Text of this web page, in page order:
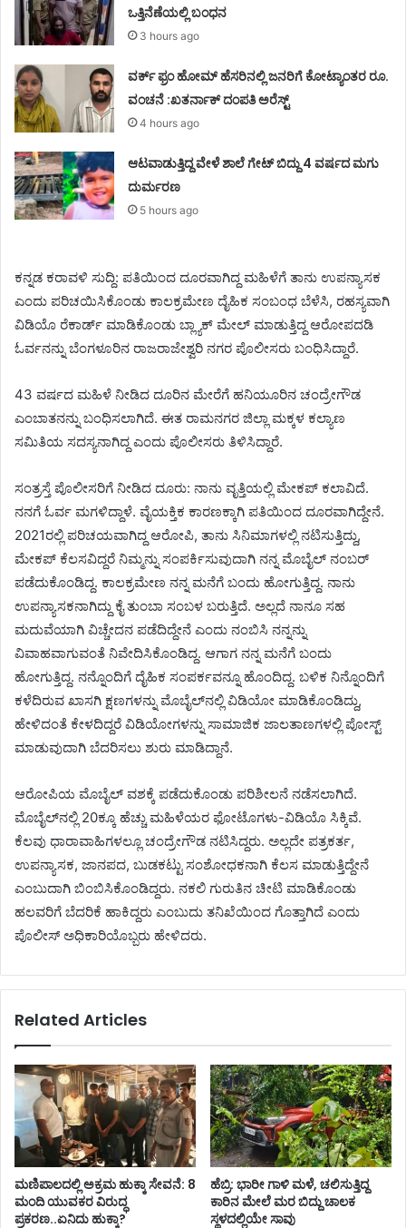
ಒತ್ತಿನೆಣೆಯಲ್ಲಿ ಬಂಧನ
3 hours ago
ವರ್ಕ್ ಫ್ರಂ ಹೋಮ್ ಹೆಸರಿನಲ್ಲಿ ಜನರಿಗೆ ಕೋಟ್ಯಾಂತರ ರೂ.
ವಂಚನೆ :ಖತರ್ನಾಕ್ ದಂಪತಿ ಅರೆಸ್ಟ್
4 hours ago
ಆಟವಾಡುತ್ತಿದ್ದ ವೇಳೆ ಶಾಲೆ ಗೇಟ್ ಬಿದ್ದು 4 ವರ್ಷದ ಮಗು
ದುರ್ಮರಣ
5 hours ago
ಕನ್ನಡ ಕರಾವಳಿ ಸುದ್ದಿ: ಪತಿಯಿಂದ ದೂರವಾಗಿದ್ದ ಮಹಿಳೆಗೆ ತಾನು ಉಪನ್ಯಾಸಕ
ಎಂದು ಪರಿಚಯಿಸಿಕೊಂಡು ಕಾಲಕ್ರಮೇಣ ದೈಹಿಕ ಸಂಬಂಧ ಬೆಳೆಸಿ, ರಹಸ್ಯವಾಗಿ
ವಿಡಿಯೊ ರೆಕಾರ್ಡ್ ಮಾಡಿಕೊಂಡು ಬ್ಲ್ಯಾಕ್ ಮೇಲ್ ಮಾಡುತ್ತಿದ್ದ ಆರೋಪದಡಿ
ಓರ್ವನನ್ನು ಬೆಂಗಳೂರಿನ ರಾಜರಾಜೇಶ್ವರಿ ನಗರ ಪೊಲೀಸರು ಬಂಧಿಸಿದ್ದಾರೆ.
43 ವರ್ಷದ ಮಹಿಳೆ ನೀಡಿದ ದೂರಿನ ಮೇರೆಗೆ ಹನಿಯೂರಿನ ಚಂದ್ರೇಗೌಡ
ಎಂಬಾತನನ್ನು ಬಂಧಿಸಲಾಗಿದೆ. ಈತ ರಾಮನಗರ ಜಿಲ್ಲಾ ಮಕ್ಕಳ ಕಲ್ಯಾಣ
ಸಮಿತಿಯ ಸದಸ್ಯನಾಗಿದ್ದ ಎಂದು ಪೊಲೀಸರು ತಿಳಿಸಿದ್ದಾರೆ.
ಸಂತ್ರಸ್ತೆ ಪೊಲೀಸರಿಗೆ ನೀಡಿದ ದೂರು: ನಾನು ವೃತ್ತಿಯಲ್ಲಿ ಮೇಕಪ್ ಕಲಾವಿದೆ.
ನನಗೆ ಓರ್ವ ಮಗಳಿದ್ದಾಳೆ. ವೈಯಕ್ತಿಕ ಕಾರಣಕ್ಕಾಗಿ ಪತಿಯಿಂದ ದೂರವಾಗಿದ್ದೇನೆ.
2021ರಲ್ಲಿ ಪರಿಚಯವಾಗಿದ್ದ ಆರೋಪಿ, ತಾನು ಸಿನಿಮಾಗಳಲ್ಲಿ ನಟಿಸುತ್ತಿದ್ದು,
ಮೇಕಪ್ ಕೆಲಸವಿದ್ದರೆ ನಿಮ್ಮನ್ನು ಸಂಪರ್ಕಿಸುವುದಾಗಿ ನನ್ನ ಮೊಬೈಲ್ ನಂಬರ್
ಪಡೆದುಕೊಂಡಿದ್ದ. ಕಾಲಕ್ರಮೇಣ ನನ್ನ ಮನೆಗೆ ಬಂದು ಹೋಗುತ್ತಿದ್ದ. ನಾನು
ಉಪನ್ಯಾಸಕನಾಗಿದ್ದು ಕೈ ತುಂಬಾ ಸಂಬಳ ಬರುತ್ತಿದೆ. ಅಲ್ಲದೆ ನಾನೂ ಸಹ
ಮದುವೆಯಾಗಿ ವಿಚ್ಚೇದನ ಪಡೆದಿದ್ದೇನೆ ಎಂದು ನಂಬಿಸಿ ನನ್ನನ್ನು
ವಿವಾಹವಾಗುವಂತೆ ನಿವೇದಿಸಿಕೊಂಡಿದ್ದ. ಆಗಾಗ ನನ್ನ ಮನೆಗೆ ಬಂದು
ಹೋಗುತ್ತಿದ್ದ. ನನ್ನೊಂದಿಗೆ ದೈಹಿಕ ಸಂಪರ್ಕವನ್ನೂ ಹೊಂದಿದ್ದ. ಬಳಿಕ ನಿನ್ನೊಂದಿಗೆ
ಕಳೆದಿರುವ ಖಾಸಗಿ ಕ್ಷಣಗಳನ್ನು ಮೊಬೈಲ್‌ನಲ್ಲಿ ವಿಡಿಯೋ ಮಾಡಿಕೊಂಡಿದ್ದು,
ಹೇಳಿದಂತೆ ಕೇಳದಿದ್ದರೆ ವಿಡಿಯೋಗಳನ್ನು ಸಾಮಾಜಿಕ ಜಾಲತಾಣಗಳಲ್ಲಿ ಪೋಸ್ಟ್
ಮಾಡುವುದಾಗಿ ಬೆದರಿಸಲು ಶುರು ಮಾಡಿದ್ದಾನೆ.
ಆರೋಪಿಯ ಮೊಬೈಲ್ ವಶಕ್ಕೆ ಪಡೆದುಕೊಂಡು ಪರಿಶೀಲನೆ ನಡೆಸಲಾಗಿದೆ.
ಮೊಬೈಲ್‌ನಲ್ಲಿ 20ಕ್ಕೂ ಹೆಚ್ಚು ಮಹಿಳೆಯರ ಫೋಟೊಗಳು-ವಿಡಿಯೊ ಸಿಕ್ಕಿವೆ.
ಕೆಲವು ಧಾರಾವಾಹಿಗಳಲ್ಲೂ ಚಂದ್ರೇಗೌಡ ನಟಿಸಿದ್ದರು. ಅಲ್ಲದೇ ಪತ್ರಕರ್ತ,
ಉಪನ್ಯಾಸಕ, ಜಾನಪದ, ಬುಡಕಟ್ಟು ಸಂಶೋಧಕನಾಗಿ ಕೆಲಸ ಮಾಡುತ್ತಿದ್ದೇನೆ
ಎಂಬುದಾಗಿ ಬಿಂಬಿಸಿಕೊಂಡಿದ್ದರು. ನಕಲಿ ಗುರುತಿನ ಚೀಟಿ ಮಾಡಿಕೊಂಡು
ಹಲವರಿಗೆ ಬೆದರಿಕೆ ಹಾಕಿದ್ದರು ಎಂಬುದು ತನಿಖೆಯಿಂದ ಗೊತ್ತಾಗಿದೆ ಎಂದು
ಪೊಲೀಸ್‌ ಅಧಿಕಾರಿಯೊಬ್ಬರು ಹೇಳಿದರು.
Related Articles
ಮಣಿಪಾಲದಲ್ಲಿ ಅಕ್ರಮ ಹುಕ್ಕಾ ಸೇವನೆ: 8
ಮಂದಿ ಯುವಕರ ವಿರುದ್ಧ
ಪ್ರಕರಣ..ಏನಿದು ಹುಕ್ಕಾ?
ಹೆಬ್ರಿ: ಭಾರೀ ಗಾಳಿ ಮಳೆ, ಚಲಿಸುತ್ತಿದ್ದ
ಕಾರಿನ ಮೇಲೆ ಮರ ಬಿದ್ದು ಚಾಲಕ
ಸ್ಥಳದಲ್ಲಿಯೇ ಸಾವು